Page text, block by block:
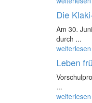
Die
Am 30.
durch ...
Leben
...